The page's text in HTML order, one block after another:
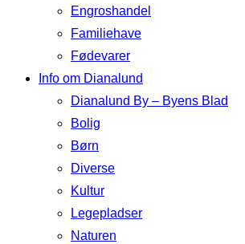
Engroshandel
Familiehave
Fødevarer
Info om Dianalund
Dianalund By – Byens Blad
Bolig
Børn
Diverse
Kultur
Legepladser
Naturen